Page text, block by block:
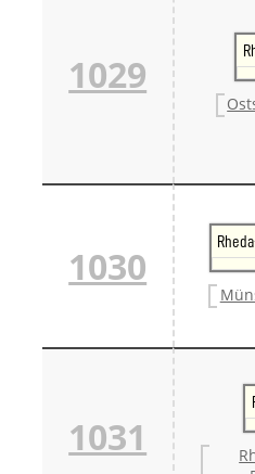
1029
1030
1031